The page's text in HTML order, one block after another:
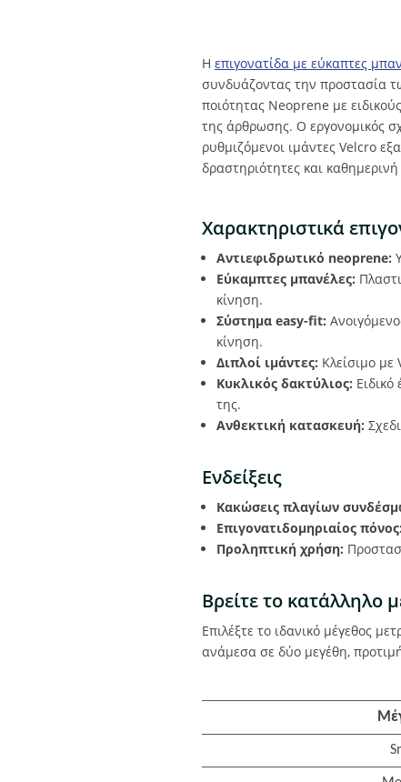
Η επιγονατίδα με εύκαπτες
συνδυάζοντας την προστασία
ποιότητας Neoprene με
της άρθρωσης. Ο εργονομικός
ρυθμιζόμενοι ιμάντες Velcro
δραστηριότητες και
Χαρακτηριστικά
Αντιεφιδρωτικό neoprene:
Εύκαμπτες μπανέλες:
κίνηση.
Σύστημα easy-fit:
κίνηση.
Διπλοί ιμάντες: Κλείσιμο
Κυκλικός δακτύλιος:
της.
Ανθεκτική κατασκευή:
Ενδείξεις
Κακώσεις πλαγίων
Επιγονατιδομηριαίος πόνος:
Προληπτική χρήση:
Βρείτε το κατάλληλο
Επιλέξτε το ιδανικό μέγεθος
ανάμεσα σε δύο μεγέθη,